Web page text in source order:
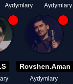
Aydymlary Aydymlary
Rovshen.Aman
Aydymlary